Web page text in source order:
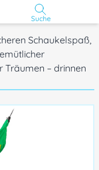
Suche
Schaukelspaß,
Träumen – drinnen